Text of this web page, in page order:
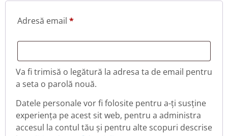
Adresă email *
Va fi trimisă o legătură la adresa ta de email pentru
a seta o parolă nouă.
Datele personale vor fi folosite pentru a-ți susține
experiența pe acest sit web, pentru a administra
accesul la contul tău și pentru alte scopuri descrise